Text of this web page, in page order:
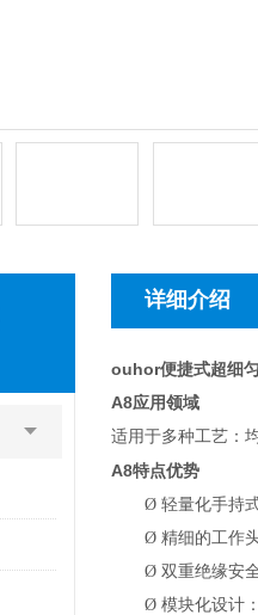
详细介绍
ouhor便捷式超细
A8应用领域
适用于多种工艺：
A8特点优势
Ø 轻量化手持
Ø 精细的工作
Ø 双重绝缘安
Ø 模块化设计